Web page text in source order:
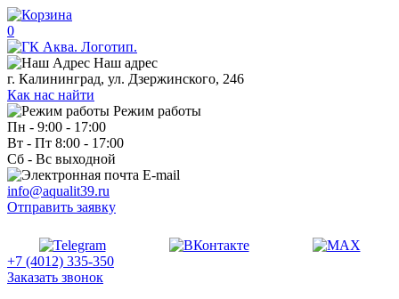
0
Наш адрес
г. Калининград, ул. Дзержинского, 246
Как нас найти
Режим работы
Пн - 9:00 - 17:00
Вт - Пт 8:00 - 17:00
Сб - Вс выходной
E-mail
info@aqualit39.ru
Отправить заявку
+7 (4012) 335-350
Заказать звонок